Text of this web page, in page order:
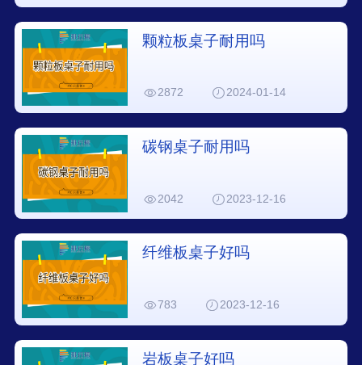
颗粒板桌子耐用吗
2872 2024-01-14
碳钢桌子耐用吗
2042 2023-12-16
纤维板桌子好吗
783 2023-12-16
岩板桌子好吗